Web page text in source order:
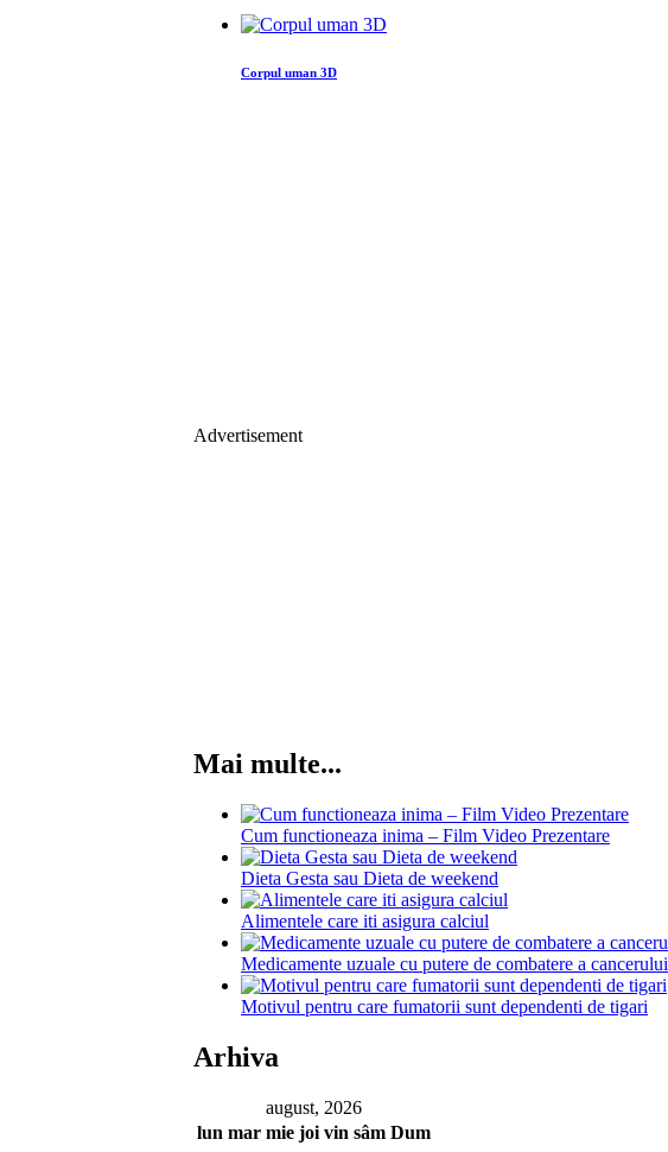
Corpul uman 3D
Advertisement
Mai multe...
Cum functioneaza inima – Film Video Prezentare
Dieta Gesta sau Dieta de weekend
Alimentele care iti asigura calciul
Medicamente uzuale cu putere de combatere a cancerului
Motivul pentru care fumatorii sunt dependenti de tigari
Arhiva
august, 2026
lun mar mie joi vin sâm Dum